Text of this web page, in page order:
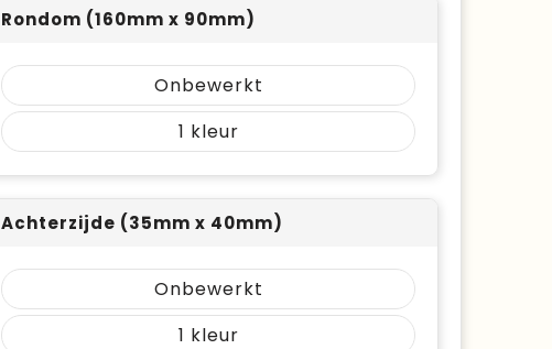
Rondom (160mm x 90mm)
Onbewerkt
1
Achterzijde (35mm x 40mm)
Onbewerkt
1